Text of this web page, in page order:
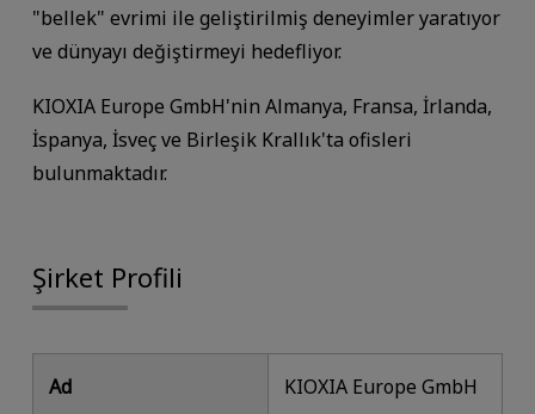
"bellek" evrimi ile geliştirilmiş deneyimler yaratıyor
ve dünyayı değiştirmeyi hedefliyor.
KIOXIA Europe GmbH'nin Almanya, Fransa, İrlanda,
İspanya, İsveç ve Birleşik Krallık'ta ofisleri
bulunmaktadır.
Şirket Profili
Ad KIOXIA Europe GmbH